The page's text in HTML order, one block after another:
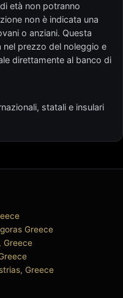
età non potranno
non è indicata una
o anziani. Questa
prezzo del noleggio e
direttamente al banco di
statali e insulari
Greece
Greece
Greece